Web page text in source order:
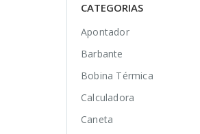
CATEGORIAS
Apontador
Barbante
Bobina Térmica
Calculadora
Caneta